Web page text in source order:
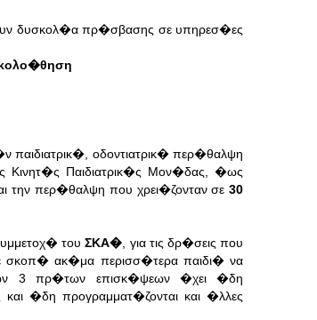
δυσκολ�α πρ�σβασης σε υπηρεσ�ες
οδοντιατρικ� περ�θαλψη
Παιδιατρικ�ς Μον�δας, �ως
την περ�θαλψη που χρει�ζονταν σε30
τουΣΚΑ� , για τις δρ�σεις που
σκοπ� ακ�μα περισσ�τερα παιδι� να
3 πρ�των επισκ�ψεων �χει �δη
�δη προγραμματ�ζονται και �λλες